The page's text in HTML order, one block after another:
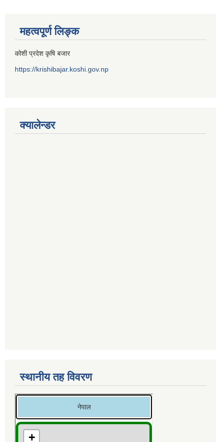
महत्वपूर्ण लिङ्क
कोशी प्रदेश कृषि बजार
https://krishibajar.koshi.gov.np
क्यालेन्डर
स्थानीय तह विवरण